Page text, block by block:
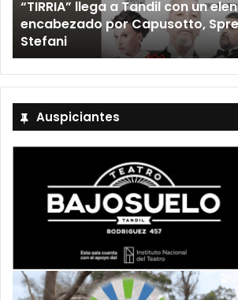
12 septiembre, 2026
Los Fabulosos Cadillacs
Tandil y ya están a la venta las
Auspiciantes